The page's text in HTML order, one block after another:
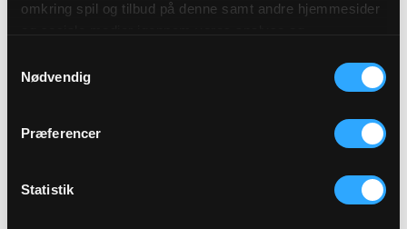
omkring spil og tilbud på denne samt andre hjemmesider
af cookies under "Detaljer" eller ved at klikke videre til
vores Cookiepolitik, som du finder i bunden af vores
Nødvendig
Præferencer
Statistik